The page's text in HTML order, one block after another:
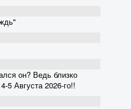
он? Ведь близко
5 Августа 2026-го!!